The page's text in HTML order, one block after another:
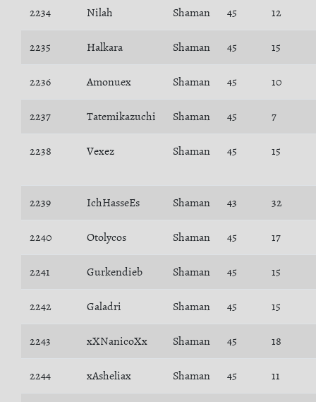
2234 Nilah Shaman 45 12
2235 Halkara Shaman 45 15
2236 Amonuex Shaman 45 10
2237 Tatemikazuchi Shaman 45 7
2238 Vexez Shaman 45 15
2239 IchHasseEs Shaman 43 32
2240 Otolycos Shaman 45 17
2241 Gurkendieb Shaman 45 15
2242 Galadri Shaman 45 15
2243 xXNanicoXx Shaman 45 18
2244 xAsheliax Shaman 45 11